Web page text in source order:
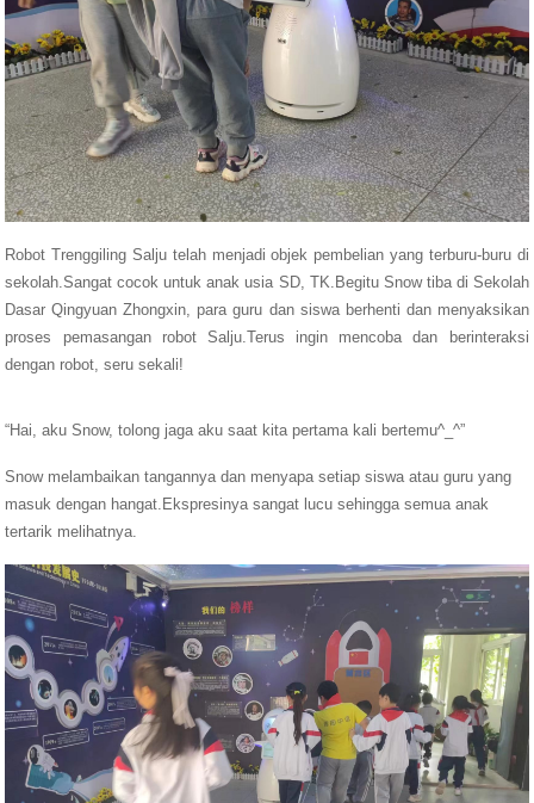
Robot Trenggiling Salju telah menjadi objek pembelian yang terburu-buru di
sekolah.Sangat cocok untuk anak usia SD, TK.Begitu Snow tiba di Sekolah
Dasar Qingyuan Zhongxin, para guru dan siswa berhenti dan menyaksikan
proses pemasangan robot Salju.Terus ingin mencoba dan berinteraksi
dengan robot, seru sekali!
“Hai, aku Snow, tolong jaga aku saat kita pertama kali bertemu^_^”
Snow melambaikan tangannya dan menyapa setiap siswa atau guru yang
masuk dengan hangat.Ekspresinya sangat lucu sehingga semua anak
tertarik melihatnya.